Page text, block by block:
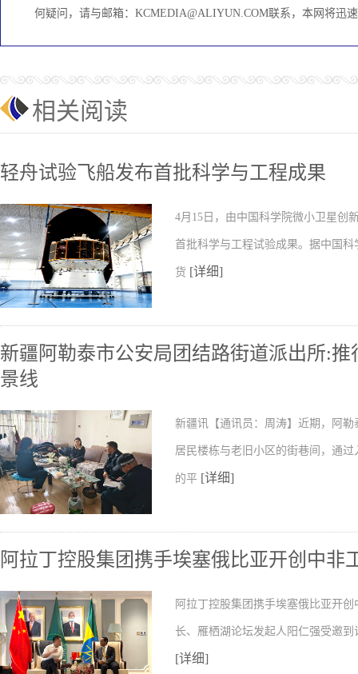
何疑问，请与邮箱：KCMEDIA@ALIYUN.COM联系，本网将迅
相关阅读
轻舟试验飞船发布首批科学与工程成果
4月15日，由中国科学院微小卫星创
首批科学与工程试验成果。据中国
货 [详细]
新疆阿勒泰市公安局团结路街道派出所:推
景线
新疆讯【通讯员：周涛】近期，阿
居民楼栋与老旧小区的街巷间，通
的平 [详细]
阿拉丁控股集团携手埃塞俄比亚开创中非
阿拉丁控股集团携手埃塞俄比亚开
长、雁栖湖论坛发起人阳仁强受邀
[详细]